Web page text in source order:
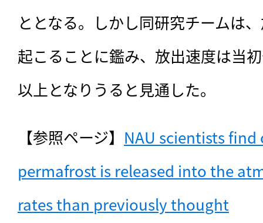
ととなる。しかし同研究チームは
起こることに鑑み、放出速度は当
以上となりうると見通した。
【参照ページ】 NAU scientists
permafrost is released into the
rates than previously thought